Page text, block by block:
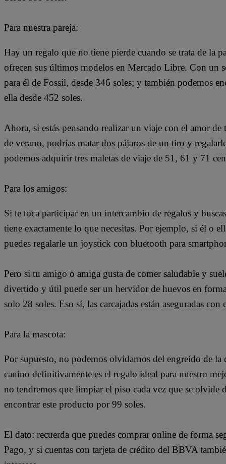
Para nuestra pareja:
Hay un regalo que no tiene pierde cuando se trata de la
ofrecen sus últimos modelos en Mercado Libre. Con un
para él de Fossil, desde 346 soles; y también podemos
ella desde 452 soles.
Ahora, si estás pensando realizar un viaje con el amor
de verano, podrías matar dos pájaros de un tiro y
podemos adquirir tres maletas de viaje de 51, 61 y 71
Para los amigos:
Si te toca participar en un intercambio de regalos y
tiene exactamente lo que necesitas. Por ejemplo, si él o
puedes regalarle un joystick con bluetooth para
Pero si tu amigo o amiga gusta de comer saludable y
divertido y útil puede ser un hervidor de huevos en
solo 28 soles. Eso sí, las carcajadas están aseguradas con
Para la mascota:
Por supuesto, no podemos olvidarnos del engreído de
canino definitivamente es el regalo ideal para nuestro
no tendremos que limpiar el piso cada vez que se olvide
encontrar este producto por 99 soles.
El dato: recuerda que puedes comprar online de forma
Pago, y si cuentas con tarjeta de crédito del BBVA